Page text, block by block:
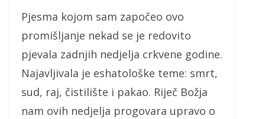
Pjesma kojom sam započeo ovo
promišljanje nekad se je redovito
pjevala zadnjih nedjelja crkvene godine.
Najavljivala je eshatološke teme: smrt,
sud, raj, čistilište i pakao. Riječ Božja
nam ovih nedjelja progovara upravo o